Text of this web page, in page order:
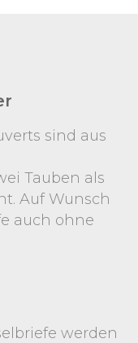
sind aus
Tauben als
Auf Wunsch
auch ohne
werden